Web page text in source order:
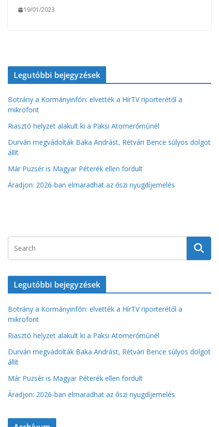
19/01/2023
Legutóbbi bejegyzések
Botrány a Kormányinfón: elvették a HírTV riporterétől a
mikrofont
Riasztó helyzet alakult ki a Paksi Atomerőműnél
Durván megvádolták Baka Andrást, Rétvári Bence súlyos dolgot
állít
Már Puzsér is Magyar Péterék ellen fordult
Áradjon: 2026-ban elmaradhat az őszi nyugdíjemelés
Legutóbbi bejegyzések
Botrány a Kormányinfón: elvették a HírTV riporterétől a
mikrofont
Riasztó helyzet alakult ki a Paksi Atomerőműnél
Durván megvádolták Baka Andrást, Rétvári Bence súlyos dolgot
állít
Már Puzsér is Magyar Péterék ellen fordult
Áradjon: 2026-ban elmaradhat az őszi nyugdíjemelés